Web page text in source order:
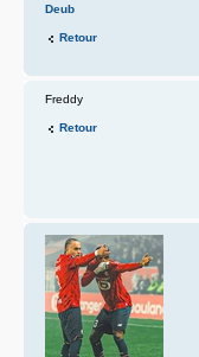
Deub
Retour
Freddy
Retour